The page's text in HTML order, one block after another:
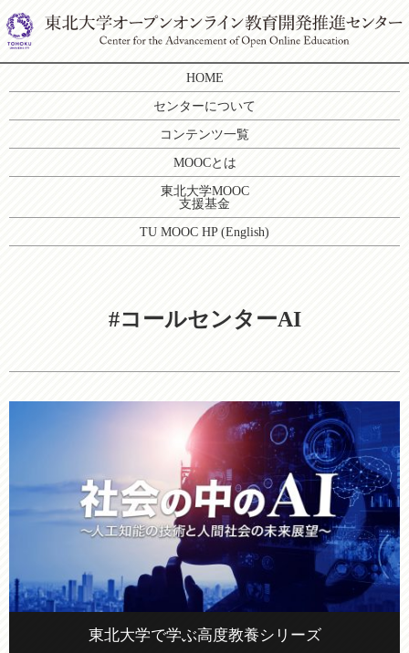
HOME
センターについて
コンテンツ一覧
MOOCとは
東北大学MOOC
支援基金
TU MOOC HP (English)
#コールセンターAI
東北大学で学ぶ高度教養シリーズ